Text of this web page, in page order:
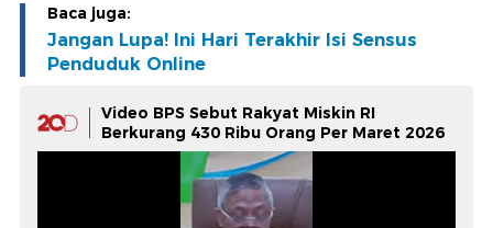
Baca juga:
Jangan Lupa! Ini Hari Terakhir Isi Sensus
Penduduk Online
Video BPS Sebut Rakyat Miskin RI
Berkurang 430 Ribu Orang Per Maret 2026